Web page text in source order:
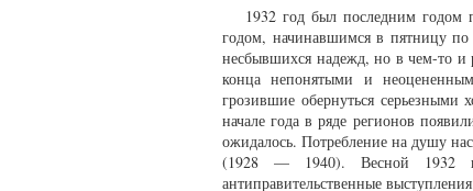
1932 год был последним годом
годом, начинавшимся в пятницу
несбывшихся надежд, но в чем-то и
конца непонятыми и
грозившие обернуться
начале года в ряде регионов
ожидалось. Потребление на душу
(1928 — 1940). Весной 1932
антиправительственные